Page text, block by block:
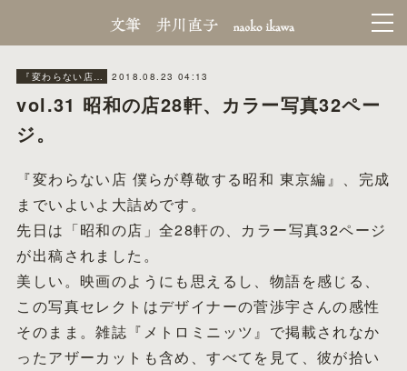
『変わらない店』making 2018.08.23 04:13
vol.31 昭和の店28軒、カラー写真32ペー
ジ。
『変わらない店 僕らが尊敬する昭和 東京編』、完成
までいよいよ大詰めです。
先日は「昭和の店」全28軒の、カラー写真32ページ
が出稿されました。
美しい。映画のようにも思えるし、物語を感じる、
この写真セレクトはデザイナーの菅渉宇さんの感性
そのまま。雑誌『メトロミニッツ』で掲載されなか
ったアザーカットも含め、すべてを見て、彼が拾い